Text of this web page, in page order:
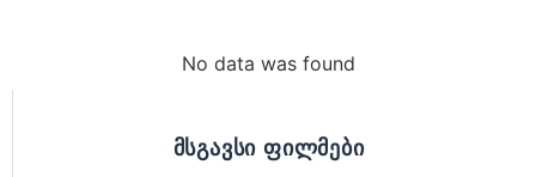
No data was found
მსგავსი ფილმები